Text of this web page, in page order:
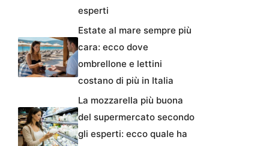
esperti
Estate al mare sempre più
cara: ecco dove
ombrellone e lettini
costano di più in Italia
La mozzarella più buona
del supermercato secondo
gli esperti: ecco quale ha